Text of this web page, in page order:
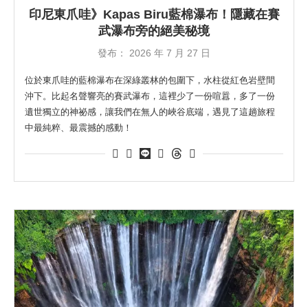
印尼東爪哇》Kapas Biru藍棉瀑布！隱藏在賽
武瀑布旁的絕美秘境
發布： 2026 年 7 月 27 日
位於東爪哇的藍棉瀑布在深綠叢林的包圍下，水柱從紅色岩壁間
沖下。比起名聲響亮的賽武瀑布，這裡少了一份喧囂，多了一份
遺世獨立的神祕感，讓我們在無人的峽谷底端，遇見了這趟旅程
中最純粹、最震撼的感動！